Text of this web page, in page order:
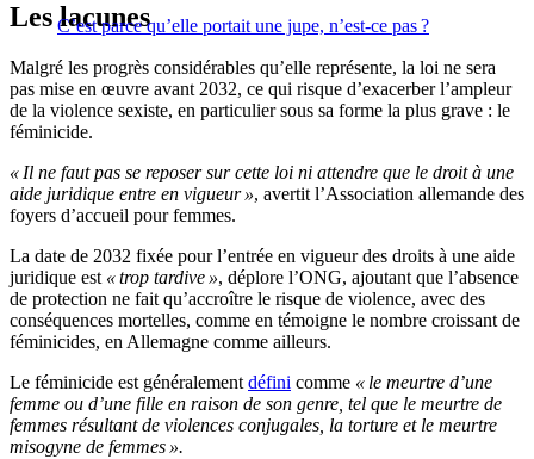
C’est parce qu’elle portait une jupe, n’est-ce pas ?
Les lacunes
Malgré les progrès considérables qu’elle représente, la loi ne sera
pas mise en œuvre avant 2032, ce qui risque d’exacerber l’ampleur
de la violence sexiste, en particulier sous sa forme la plus grave : le
féminicide.
« Il ne faut pas se reposer sur cette loi ni attendre que le droit à une
aide juridique entre en vigueur », avertit l’Association allemande des
foyers d’accueil pour femmes.
La date de 2032 fixée pour l’entrée en vigueur des droits à une aide
juridique est « trop tardive », déplore l’ONG, ajoutant que l’absence
de protection ne fait qu’accroître le risque de violence, avec des
conséquences mortelles, comme en témoigne le nombre croissant de
féminicides, en Allemagne comme ailleurs.
Le féminicide est généralement défini comme « le meurtre d’une
femme ou d’une fille en raison de son genre, tel que le meurtre de
femmes résultant de violences conjugales, la torture et le meurtre
misogyne de femmes ».